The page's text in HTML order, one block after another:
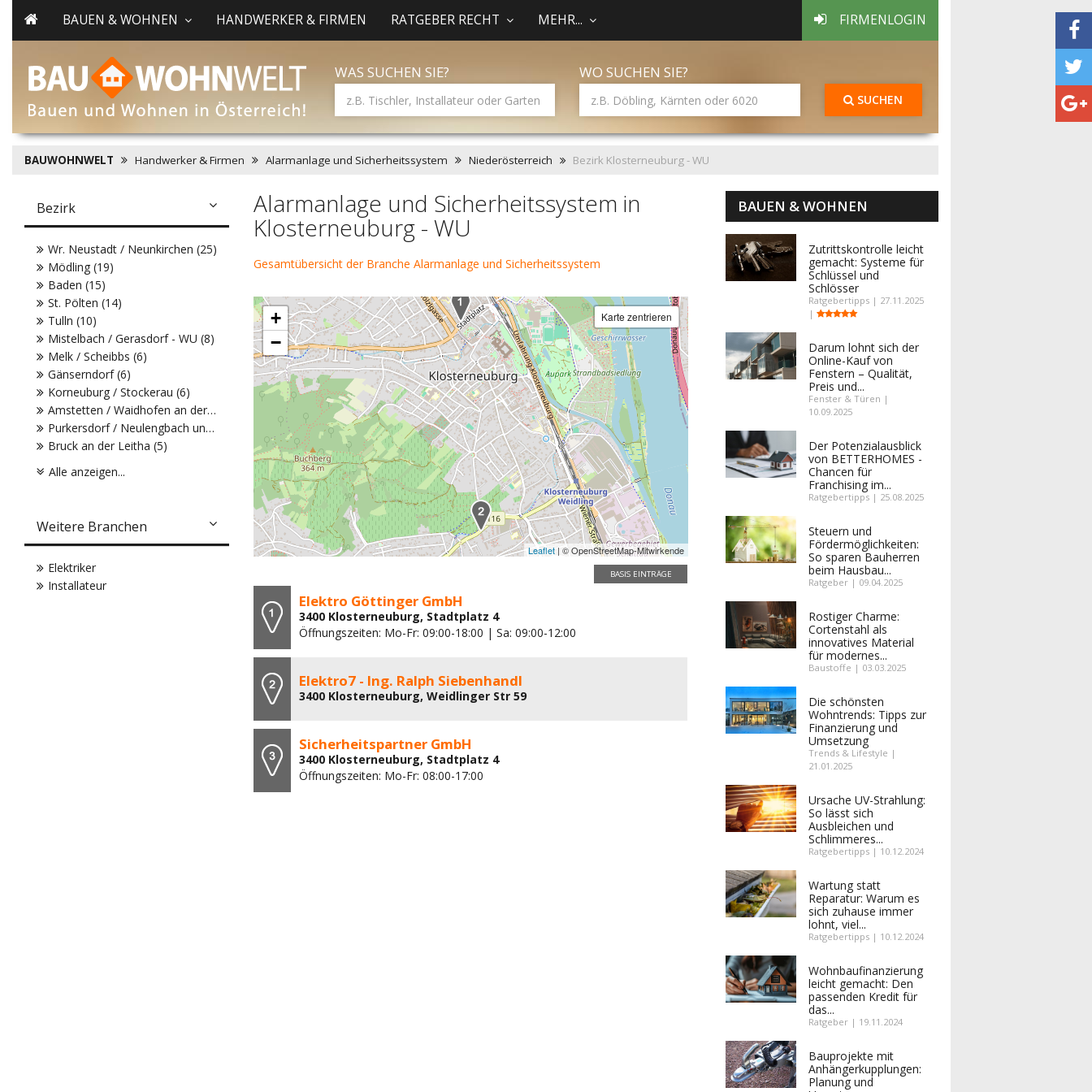
BAUEN & WOHNEN HANDWERKER & FIRMEN RATGEBER RECHT MEHR... FIRMENLOGIN
WAS SUCHEN SIE? WO SUCHEN SIE?
SUCHEN
BAUWOHNWELT Handwerker & Firmen Alarmanlage und Sicherheitssystem Niederösterreich Bezirk Klosterneuburg - WU
Alarmanlage und Sicherheitssystem in
Klosterneuburg - WU
Gesamtübersicht der Branche Alarmanlage und Sicherheitssystem
+
−
Karte zentrieren
Leaflet | © OpenStreetMap-Mitwirkende
BASIS EINTRÄGE
Elektro Göttinger GmbH
3400 Klosterneuburg, Stadtplatz 4
Öffnungszeiten: Mo-Fr: 09:00-18:00 | Sa: 09:00-12:00
Elektro7 - Ing. Ralph Siebenhandl
3400 Klosterneuburg, Weidlinger Str 59
Sicherheitspartner GmbH
3400 Klosterneuburg, Stadtplatz 4
Öffnungszeiten: Mo-Fr: 08:00-17:00
Bezirk
Wr. Neustadt / Neunkirchen (25)
Mödling (19)
Baden (15)
St. Pölten (14)
Tulln (10)
Mistelbach / Gerasdorf - WU (8)
Melk / Scheibbs (6)
Gänserndorf (6)
Korneuburg / Stockerau (6)
Amstetten / Waidhofen an der Ybbs (5)
Purkersdorf / Neulengbach und WU (5)
Bruck an der Leitha (5)
Alle anzeigen...
Weitere Branchen
Elektriker
Installateur
BAUEN & WOHNEN
Zutrittskontrolle leicht
gemacht: Systeme für
Schlüssel und
Schlösser
Ratgebertipps | 27.11.2025
|
Darum lohnt sich der
Online-Kauf von
Fenstern – Qualität,
Preis und...
Fenster & Türen |
10.09.2025
Der Potenzialausblick
von BETTERHOMES -
Chancen für
Franchising im...
Ratgebertipps | 25.08.2025
Steuern und
Fördermöglichkeiten:
So sparen Bauherren
beim Hausbau...
Ratgeber | 09.04.2025
Rostiger Charme:
Cortenstahl als
innovatives Material
für modernes...
Baustoffe | 03.03.2025
Die schönsten
Wohntrends: Tipps zur
Finanzierung und
Umsetzung
Trends & Lifestyle |
21.01.2025
Ursache UV-Strahlung:
So lässt sich
Ausbleichen und
Schlimmeres...
Ratgebertipps | 10.12.2024
Wartung statt
Reparatur: Warum es
sich zuhause immer
lohnt, viel...
Ratgebertipps | 10.12.2024
Wohnbaufinanzierung
leicht gemacht: Den
passenden Kredit für
das...
Ratgeber | 19.11.2024
Bauprojekte mit
Anhängerkupplungen:
Planung und